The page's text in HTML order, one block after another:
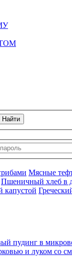
Мясные
Пшеничный хлеб в
пудинг в